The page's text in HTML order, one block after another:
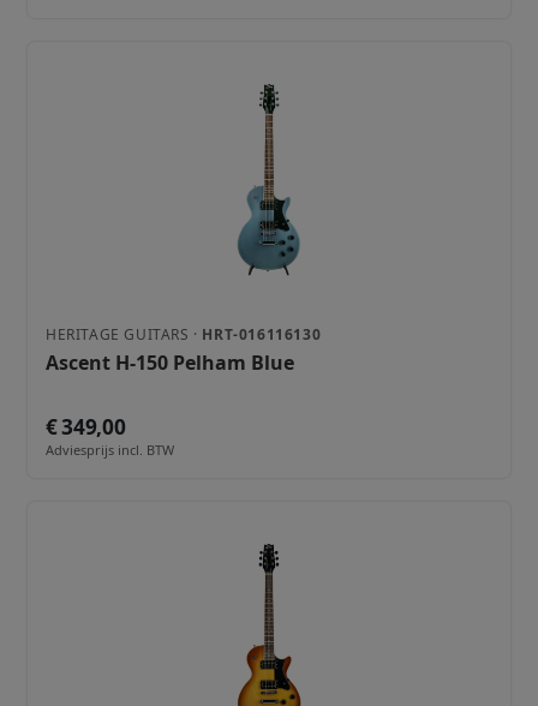
HERITAGE GUITARS · HRT-016116130
Ascent H-150 Pelham Blue
€ 349,00
Adviesprijs incl. BTW